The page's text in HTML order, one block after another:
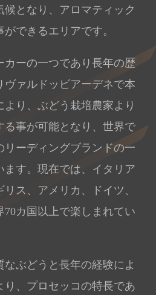
となり、アロマティック
できるエリアです。
カーの一つであり長年の歴
ヴァルドッビアーデネで本
り、ぶどう栽培農家より
る事が可能となり、世界で
リーディングブランドの一
ます。現在では、イタリア
ス、アメリカ、ドイツ、
70カ国以上で楽しまれてい
なぶどうと長年の経験によ
り、プロセッコの特長であ